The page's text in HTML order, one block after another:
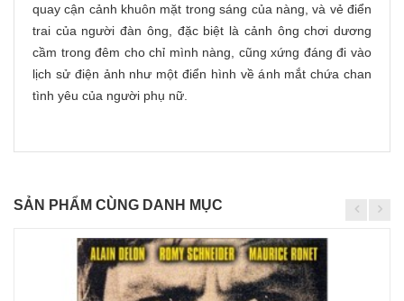
quay cận cảnh khuôn mặt trong sáng của nàng, và vẻ điển
trai của người đàn ông, đặc biệt là cảnh ông chơi dương
cầm trong đêm cho chỉ mình nàng, cũng xứng đáng đi vào
lịch sử điện ảnh như một điển hình về ánh mắt chứa chan
tình yêu của người phụ nữ.
SẢN PHẨM CÙNG DANH MỤC